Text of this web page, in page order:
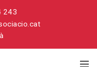
243